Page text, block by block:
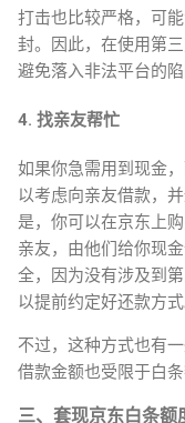
打击也比较严格，可
封。因此，在使用第
避免落入非法平台的陷
4. 找亲友帮忙
如果你急需用到现金
以考虑向亲友借款，
是，你可以在京东上
亲友，由他们给你现
全，因为没有涉及到
以提前约定好还款方式
不过，这种方式也有
借款金额也受限于白
三、套现京东白条额